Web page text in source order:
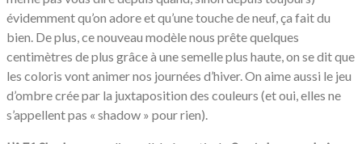
évidemment qu’on adore et qu’une touche de neuf, ça fait du
bien. De plus, ce nouveau modèle nous prête quelques
centimètres de plus grâce à une semelle plus haute, on se dit que
les coloris vont animer nos journées d’hiver. On aime aussi le jeu
d’ombre crée par la juxtaposition des couleurs (et oui, elles ne
s’appellent pas « shadow » pour rien).